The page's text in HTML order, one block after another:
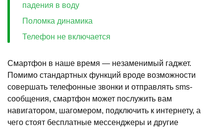
падения в воду
Поломка динамика
Телефон не включается
Смартфон в наше время — незаменимый гаджет.
Помимо стандартных функций вроде возможности
совершать телефонные звонки и отправлять sms-
сообщения, смартфон может послужить вам
навигатором, шагомером, подключить к интернету, а
чего стоят бесплатные мессенджеры и другие